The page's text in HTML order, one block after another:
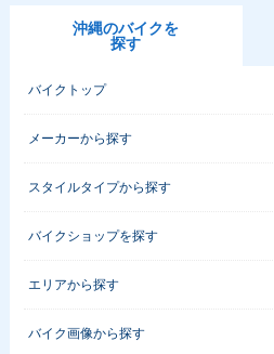
沖縄のバイクを
探す
バイクトップ
メーカーから探す
スタイルタイプから探す
バイクショップを探す
エリアから探す
バイク画像から探す